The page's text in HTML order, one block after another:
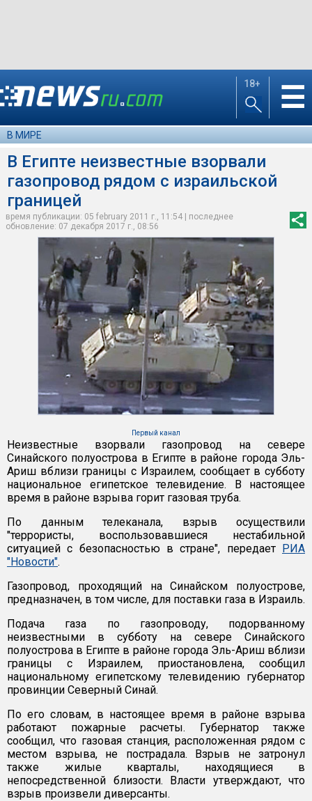
18+ ☰
В МИРЕ
В Египте неизвестные взорвали
газопровод рядом с израильской
границей
время публикации: 05 february 2011 г., 11:54 | последнее
обновление: 07 декабря 2017 г., 08:56
Первый канал
Неизвестные взорвали газопровод на севере
Синайского полуострова в Египте в районе города Эль-
Ариш вблизи границы с Израилем, сообщает в субботу
национальное египетское телевидение. В настоящее
время в районе взрыва горит газовая труба.
По данным телеканала, взрыв осуществили
"террористы, воспользовавшиеся нестабильной
ситуацией с безопасностью в стране", передает РИА
"Новости".
Газопровод, проходящий на Синайском полуострове,
предназначен, в том числе, для поставки газа в Израиль.
Подача газа по газопроводу, подорванному
неизвестными в субботу на севере Синайского
полуострова в Египте в районе города Эль-Ариш вблизи
границы с Израилем, приостановлена, сообщил
национальному египетскому телевидению губернатор
провинции Северный Синай.
По его словам, в настоящее время в районе взрыва
работают пожарные расчеты. Губернатор также
сообщил, что газовая станция, расположенная рядом с
местом взрыва, не пострадала. Взрыв не затронул
также жилые кварталы, находящиеся в
непосредственной близости. Власти утверждают, что
взрыв произвели диверсанты.